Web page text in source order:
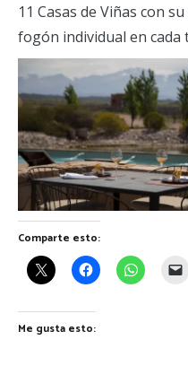
11 Casas de Viñas con
fogón individual en cada
Comparte esto:
Me gusta esto: